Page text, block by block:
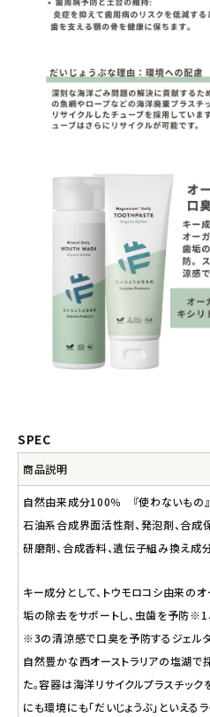
SPEC
商品説明
自然由来成分100％ 『使わないもの
石油系合成界面活性剤、発泡剤、合成
研磨剤、合成香料、遺伝子組み換え成
キー成分として、トウモロコシ由来の
垢の除去をサポートし、虫歯を予防※1
※3の清涼感で口臭を予防するジェルタ
自然豊かな西オーストラリアの塩湖で
た。容器は海洋リサイクルプラスチッ
にも環境にも「だいじょうぶ」といえる